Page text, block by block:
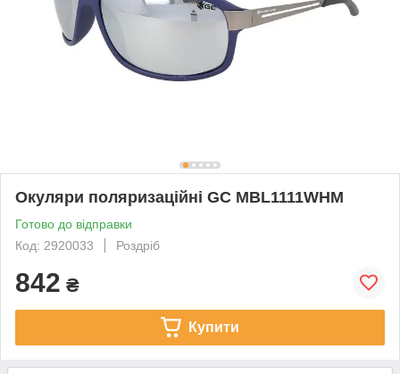
Окуляри поляризаційні GC MBL1111WHM
Готово до відправки
Код: 2920033
Роздріб
842 ₴
Купити